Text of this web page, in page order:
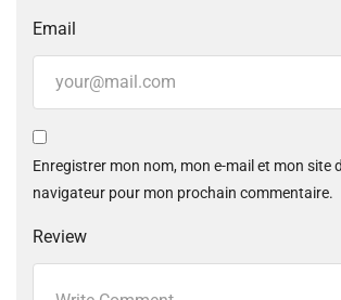
Email
Enregistrer mon nom, mon e-mail et mon site
navigateur pour mon prochain commentaire.
Review